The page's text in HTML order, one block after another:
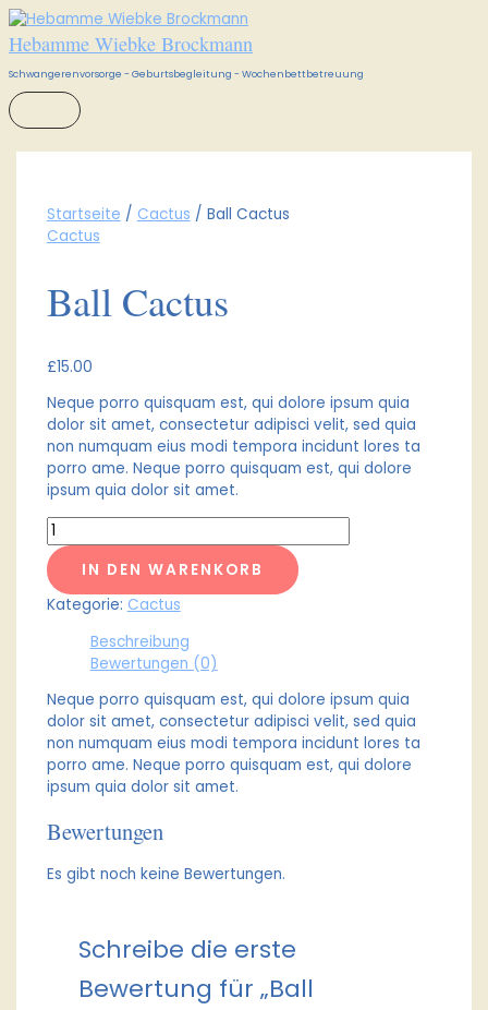
Zum
Inhalt
springen
Hebamme Wiebke Brockmann
Schwangerenvorsorge - Geburtsbegleitung - Wochenbettbetreuung
Startseite / Cactus / Ball Cactus
Cactus
Ball Cactus
£15.00
Neque porro quisquam est, qui dolore ipsum quia
dolor sit amet, consectetur adipisci velit, sed quia
non numquam eius modi tempora incidunt lores ta
porro ame. Neque porro quisquam est, qui dolore
ipsum quia dolor sit amet.
Ball
Cactus
Menge
IN DEN WARENKORB
Kategorie: Cactus
Beschreibung
Bewertungen (0)
Neque porro quisquam est, qui dolore ipsum quia
dolor sit amet, consectetur adipisci velit, sed quia
non numquam eius modi tempora incidunt lores ta
porro ame. Neque porro quisquam est, qui dolore
ipsum quia dolor sit amet.
Bewertungen
Es gibt noch keine Bewertungen.
Schreibe die erste
Bewertung für „Ball
Ursprünglicher
Preis
war:
£34.00
Aktueller
Preis
ist:
£30.00.
Ursprünglicher
Preis
war:
£15.00
Aktueller
Preis
ist:
£12.00.